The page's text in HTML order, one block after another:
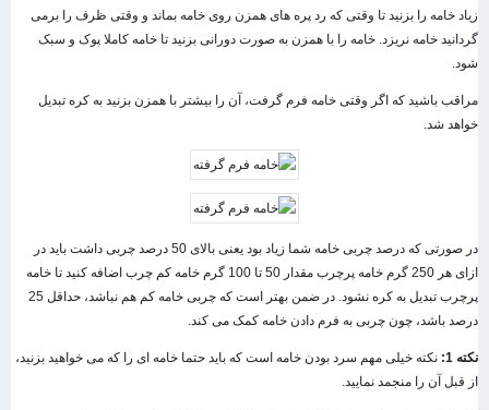
زیاد خامه را بزنید تا وقتی که رد پره های همزن روی خامه بماند و وقتی ظرف را برمی
گردانید خامه نریزد. خامه را با همزن به صورت دورانی بزنید تا خامه کاملا پوک و سبک
شود.
مراقب باشید که اگر وقتی خامه فرم گرفت، آن را بیشتر با همزن بزنید به کره تبدیل
خواهد شد.
در صورتی که درصد چربی خامه شما زیاد بود یعنی بالای 50 درصد چربی داشت باید در
ازای هر 250 گرم خامه پرچرب مقدار 50 تا 100 گرم خامه کم چرب اضافه کنید تا خامه
پرچرب تبدیل به کره نشود. در ضمن بهتر است که چربی خامه کم هم نباشد، حداقل 25
درصد باشد، چون چربی به فرم دادن خامه کمک می کند.
نکته 1:
نکته خیلی مهم سرد بودن خامه است که باید حتما خامه ای را که می خواهید بزنید،
از قبل آن را منجمد نمایید.